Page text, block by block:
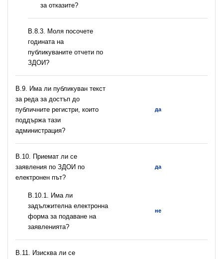
за отказите?
В.8.3. Моля посочете
годината на
публикуваните отчети по
ЗДОИ?
В.9. Има ли публикуван текст
за реда за достъп до
публичните регистри, които
поддържа тази
администрация?
да
В.10. Приемат ли се
заявления по ЗДОИ по
електронен път?
да
В.10.1. Има ли
задължителна електронна
форма за подаване на
заявленията?
не
В.11. Изисква ли се